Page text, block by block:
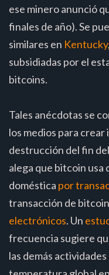
ese minero anunció
finales de año). Se
similares en Kentucky
subsidiadas por el
bitcoins.
Tales anécdotas se
los medios para crear
destrucción del fin
alega que bitcoin usa
doméstica por
transacción de
electrónicos. Un
frecuencia sugiere
las demás